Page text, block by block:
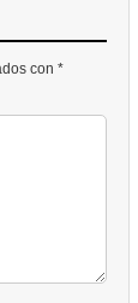
con *